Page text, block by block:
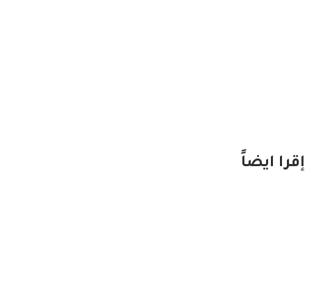
إقرا ايضاً